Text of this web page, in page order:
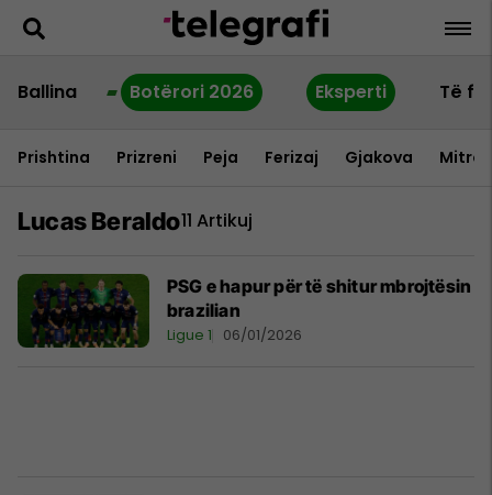
Ballina Botërori 2026 Eksperti Të
Prishtina Prizreni Peja Ferizaj Gjakova
Lucas Beraldo11 Artikuj
PSG e hapur për të shitur mbrojtësin
brazilian
Ligue 1 06/01/2026